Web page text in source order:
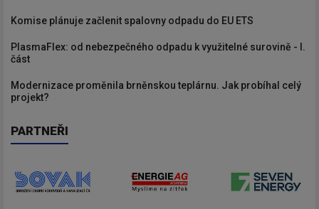
Komise plánuje začlenit spalovny odpadu do EU ETS
PlasmaFlex: od nebezpečného odpadu k využitelné surovině - I.
část
Modernizace proměnila brněnskou teplárnu. Jak probíhal celý
projekt?
PARTNEŘI